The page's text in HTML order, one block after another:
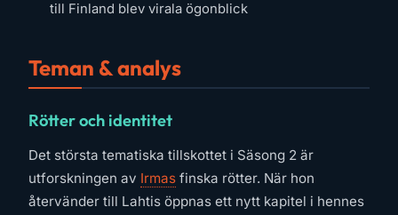
till Finland blev virala ögonblick
Teman & analys
Rötter och identitet
Det största tematiska tillskottet i Säsong 2 är
utforskningen av Irmas finska rötter. När hon
återvänder till Lahtis öppnas ett nytt kapitel i hennes